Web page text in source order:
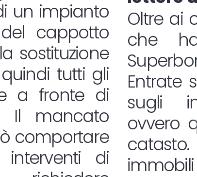
un impianto
cappotto
sostituzione
tutti gli
a fronte di
Il mancato
comportare
interventi di
Oltre ai
che
Entrate
sugli
ovvero